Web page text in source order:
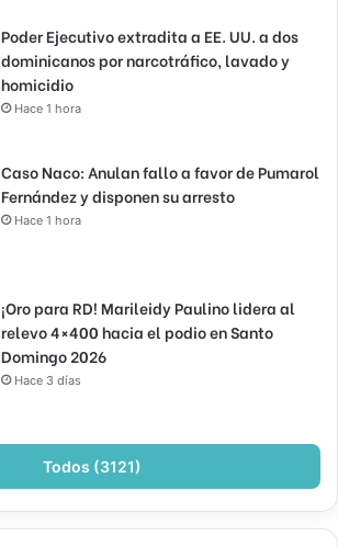
Poder Ejecutivo extradita a EE. UU. a dos
dominicanos por narcotráfico, lavado y
homicidio
Hace 1 hora
Caso Naco: Anulan fallo a favor de Pumarol
Fernández y disponen su arresto
Hace 1 hora
¡Oro para RD! Marileidy Paulino lidera al
relevo 4×400 hacia el podio en Santo
Domingo 2026
Hace 3 días
Todos (3121)